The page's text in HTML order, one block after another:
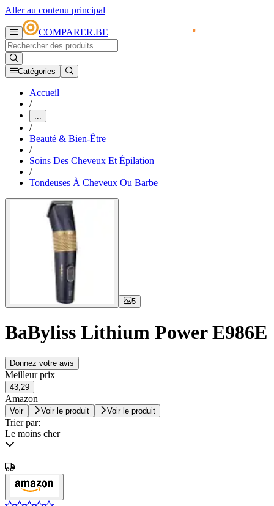
Aller au contenu principal
COMPARER.BE
Catégories
Accueil
/
...
/
Beauté & Bien-Être
/
Soins Des Cheveux Et Épilation
/
Tondeuses À Cheveux Ou Barbe
5
BaByliss Lithium Power E986E
Donnez votre avis
Meilleur prix
43,29
Amazon
Voir Voir le produit Voir le produit
Trier par:
Le moins cher